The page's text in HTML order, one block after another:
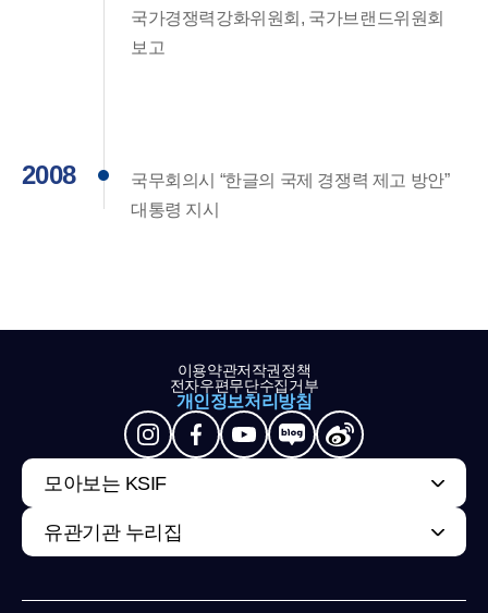
국가경쟁력강화위원회, 국가브랜드위원회
보고
2008
국무회의시 “한글의 국제 경쟁력 제고 방안”
대통령 지시
이용약관저작권정책
전자우편무단수집거부
개인정보처리방침
모아보는 KSIF
유관기관 누리집